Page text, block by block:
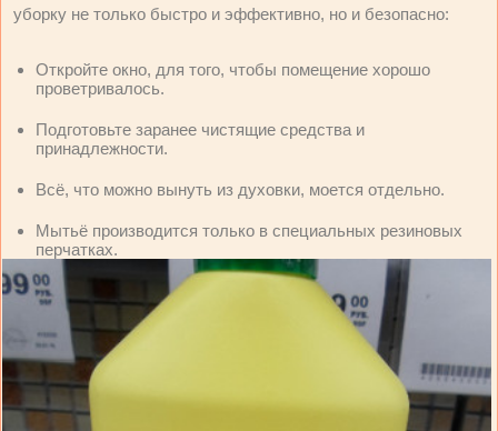
уборку не только быстро и эффективно, но и безопасно:
Откройте окно, для того, чтобы помещение хорошо
проветривалось.
Подготовьте заранее чистящие средства и
принадлежности.
Всё, что можно вынуть из духовки, моется отдельно.
Мытьё производится только в специальных резиновых
перчатках.